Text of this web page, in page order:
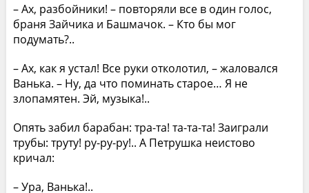
– Ах, разбойники! – повторяли все в один голос,
браня Зайчика и Башмачок. – Кто бы мог
подумать?..
– Ах, как я устал! Все руки отколотил, – жаловался
Ванька. – Ну, да что поминать старое… Я не
злопамятен. Эй, музыка!..
Опять забил барабан: тра-та! та-та-та! Заиграли
трубы: труту! ру-ру-ру!.. А Петрушка неистово
кричал:
– Ура, Ванька!..